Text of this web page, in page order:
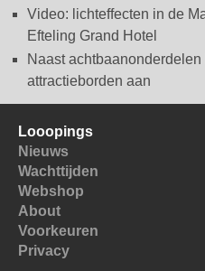
Video: lichteffecten in de
Efteling Grand Hotel
Naast
attractieborden aan
Looopings
Nieuws
Wachttijden
Webshop
About
Voorkeuren
Privacy